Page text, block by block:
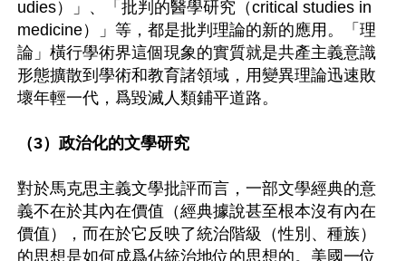
udies）」、「批判的醫學研究（critical studies in
medicine）」等，都是批判理論的新的應用。「理
論」橫行學術界這個現象的實質就是共產主義意識
形態擴散到學術和教育諸領域，用變異理論迅速敗
壞年輕一代，爲毀滅人類鋪平道路。
（3）政治化的文學研究
對於馬克思主義文學批評而言，一部文學經典的意
義不在於其內在價值（經典據說甚至根本沒有內在
價值），而在於它反映了統治階級（性別、種族）
的思想是如何成爲佔統治地位的思想的。美國一位